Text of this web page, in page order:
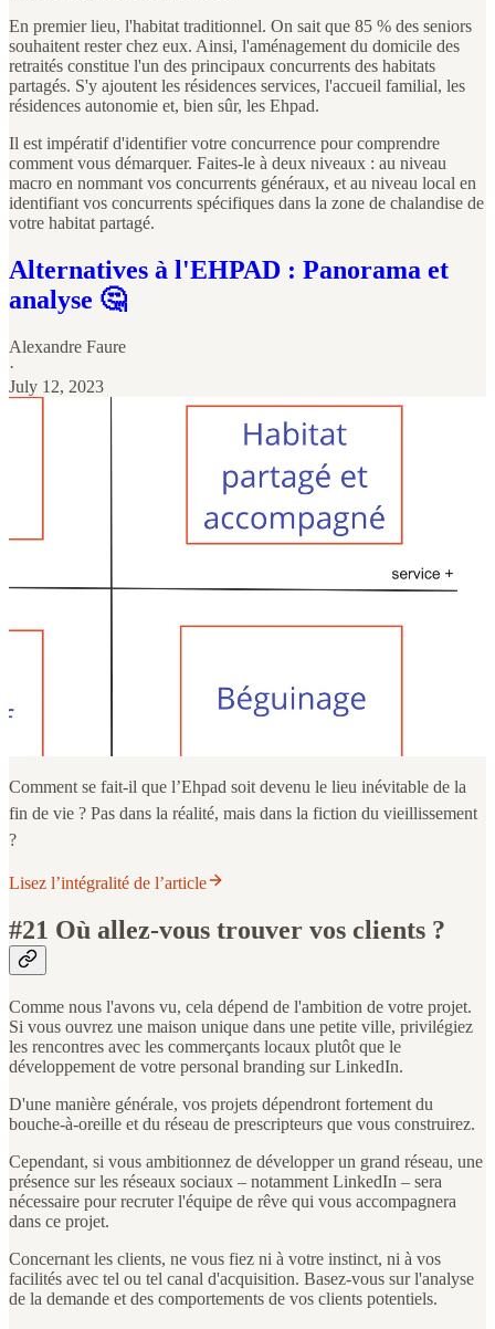
En premier lieu, l'habitat traditionnel. On sait que 85 % des seniors
souhaitent rester chez eux. Ainsi, l'aménagement du domicile des
retraités constitue l'un des principaux concurrents des habitats
partagés. S'y ajoutent les résidences services, l'accueil familial, les
résidences autonomie et, bien sûr, les Ehpad.
Il est impératif d'identifier votre concurrence pour comprendre
comment vous démarquer. Faites-le à deux niveaux : au niveau
macro en nommant vos concurrents généraux, et au niveau local en
identifiant vos concurrents spécifiques dans la zone de chalandise de
votre habitat partagé.
Alternatives à l'EHPAD : Panorama et
analyse 🤔
Alexandre Faure
·
July 12, 2023
Comment se fait-il que l’Ehpad soit devenu le lieu inévitable de la
fin de vie ? Pas dans la réalité, mais dans la fiction du vieillissement
?
Lisez l’intégralité de l’article
#21 Où allez-vous trouver vos clients ?
Comme nous l'avons vu, cela dépend de l'ambition de votre projet.
Si vous ouvrez une maison unique dans une petite ville, privilégiez
les rencontres avec les commerçants locaux plutôt que le
développement de votre personal branding sur LinkedIn.
D'une manière générale, vos projets dépendront fortement du
bouche-à-oreille et du réseau de prescripteurs que vous construirez.
Cependant, si vous ambitionnez de développer un grand réseau, une
présence sur les réseaux sociaux – notamment LinkedIn – sera
nécessaire pour recruter l'équipe de rêve qui vous accompagnera
dans ce projet.
Concernant les clients, ne vous fiez ni à votre instinct, ni à vos
facilités avec tel ou tel canal d'acquisition. Basez-vous sur l'analyse
de la demande et des comportements de vos clients potentiels.